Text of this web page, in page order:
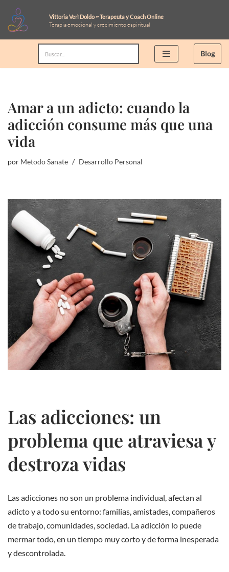
Saltar
al
Vittoria Verì Doldo ~ Terapeuta y Coach Online
Terapia emocional y crecimiento espiritual
Blog
Amar a un adicto: cuando la
adicción consume más que una
vida
por Metodo Sanate Desarrollo Personal
Las adicciones: un
problema que atraviesa y
destroza vidas
Las adicciones no son un problema individual, afectan al
adicto y a todo su entorno: familias, amistades, compañeros
de trabajo, comunidades, sociedad. La adicción lo puede
mermar todo, en un tiempo muy corto y de forma inesperada
y descontrolada.